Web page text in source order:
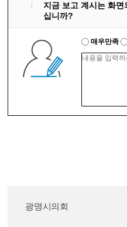
지금 보고 계시는 화
십니까?
매우만족
광명시의회